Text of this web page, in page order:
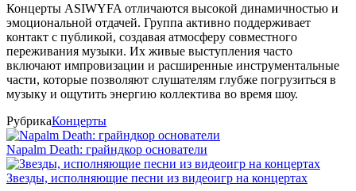
Концерты ASIWYFA отличаются высокой динамичностью и
эмоциональной отдачей. Группа активно поддерживает
контакт с публикой, создавая атмосферу совместного
переживания музыки. Их живые выступления часто
включают импровизации и расширенные инструментальные
части, которые позволяют слушателям глубже погрузиться в
музыку и ощутить энергию коллектива во время шоу.
РубрикаКонцерты
Napalm Death: грайндкор основатели
Звезды, исполняющие песни из видеоигр на концертах